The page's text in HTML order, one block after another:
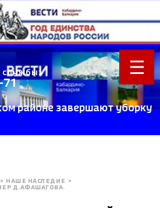
службы:
завершают уборку
> НАШЕ НАСЛЕДИЕ
>
Д.АФАШАГОВА.